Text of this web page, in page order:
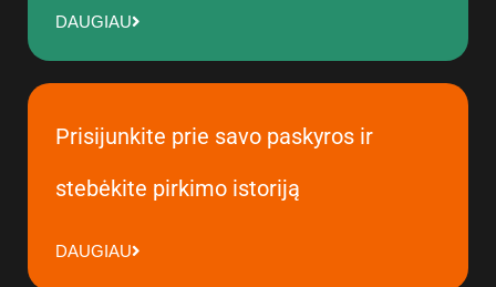
DAUGIAU
Prisijunkite prie savo paskyros ir
stebėkite pirkimo istoriją
DAUGIAU